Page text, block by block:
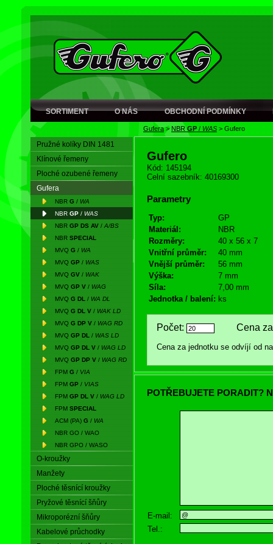
SORTIMENT O NÁS OBCHODNÍ PODMÍNKY
Gufera> NBRGP / WAS > Gufero
Pružné kolíky DIN 1481
Klínové řemeny
Ploché ozubené řemeny
Gufera
NBR G / WA
NBR GP / WAS
NBR GP DS AV / A/BS
NBR SPECIAL
MVQ G / WA
MVQ GP / WAS
MVQ GV / WAK
MVQ GP V / WAG
MVQ G DL / WA DL
MVQ G DL V / WAK LD
MVQ G DP V / WAG RD
MVQ GP DL / WAS LD
MVQ GP DL V / WAG LD
MVQ GP DP V / WAG RD
FPM G / VIA
FPM GP / VIAS
FPM GP DL V / WAG LD
FPM SPECIAL
ACM (PA) G / WA
NBR GO / WAO
NBR GPO / WASO
O-kroužky
Manžety
Ploché těsnící kroužky
Pryžové těsnící šňůry
Mikroporézní šňůry
Kabelové průchodky
Gufero
Kód: 145194
Celní sazebník: 40169300
Parametry
Typ:
GP
Materiál:
NBR
Rozměry:
40 x 56 x 7
Vnitřní průměr:
40 mm
Vnější průměr:
56 mm
Výška:
7 mm
Síla:
7,00 mm
Jednotka / balení: ks
Počet: Cena za
Cena za jednotku se odvíjí od
POTŘEBUJETE PORADIT?
E-mail:
Tel.: